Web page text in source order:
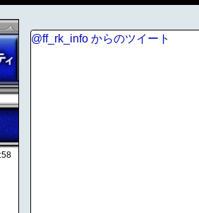
@ff_rk_info からのツイート